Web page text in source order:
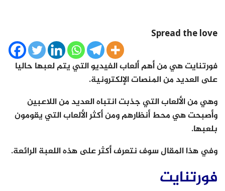
Spread the love
فورتنايت هي من أهم ألعاب الفيديو التي يتم لعبها حاليا
على العديد من المنصات الإلكترونية.
وهي من الألعاب التي جذبت انتباه العديد من اللاعبين
وأصبحت هي محط أنظارهم ومن أكثر الألعاب التي يقومون
بلعبها.
وفي هذا المقال سوف نتعرف أكثر على هذه اللعبة الرائعة.
فورتنايت